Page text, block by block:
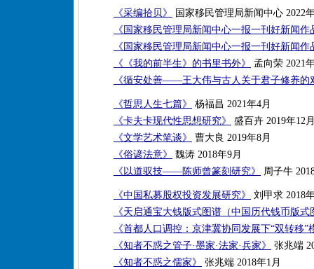
《采编拾贝》
国家移民管理局新闻中心 2022
《国家移民管理局新闻中心一报一刊好新闻作
《国家移民管理局新闻中心一报一刊好新闻作
《《我的前半生》的书里书外》
孟向荣 2021
《循安处善——王大伟与古人关于君子修养的
《哲思人生七篇》
杨福昌 2021年4月
《卡夫卡现代性思想研究》
盛百卉 2019年12
《文学艺术笔谈》
曹大良 2019年8月
《俗谚法意》
魏涛 2018年9月
《以道驭技——陈师曾篆刻研究》
周子牛
《中国私募股权投资发展研究》
刘甲求 2018
《天启通宝大钱版式图谱（中国历代钱币版式
《首都人口调控：京津冀协同发展下“双转移”
《知者不惑之管子·墨家·法家·兵家》
张兆端
《知者不惑之儒家》
张兆端 2018年1月